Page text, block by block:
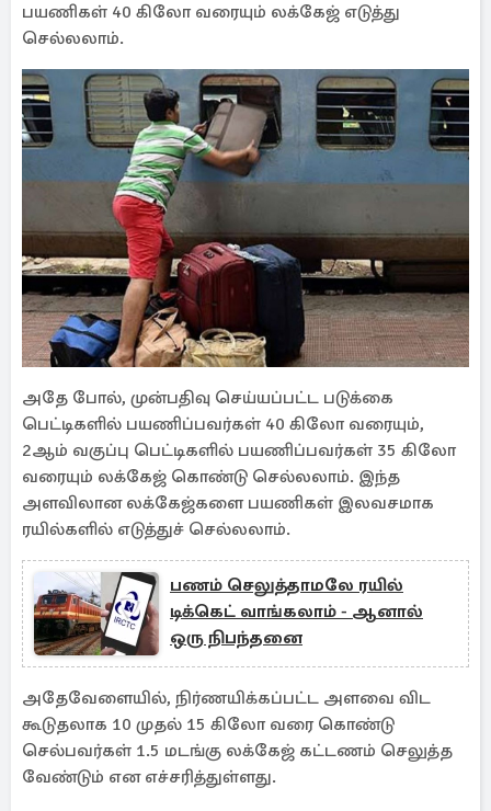
பயணிகள் 40 கிலோ வரையும் லக்கேஜ் எடுத்து
செல்லலாம்.
அதே போல், முன்பதிவு செய்யப்பட்ட படுக்கை
பெட்டிகளில் பயணிப்பவர்கள் 40 கிலோ வரையும்,
2ஆம் வகுப்பு பெட்டிகளில் பயணிப்பவர்கள் 35 கிலோ
வரையும் லக்கேஜ் கொண்டு செல்லலாம். இந்த
அளவிலான லக்கேஜ்களை பயணிகள் இலவசமாக
ரயில்களில் எடுத்துச் செல்லலாம்.
பணம் செலுத்தாமலே ரயில்
டிக்கெட் வாங்கலாம் - ஆனால்
ஒரு நிபந்தனை
அதேவேளையில், நிர்ணயிக்கப்பட்ட அளவை விட
கூடுதலாக 10 முதல் 15 கிலோ வரை கொண்டு
செல்பவர்கள் 1.5 மடங்கு லக்கேஜ் கட்டணம் செலுத்த
வேண்டும் என எச்சரித்துள்ளது.